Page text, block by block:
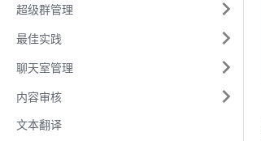
超级群管理
最佳实践
聊天室管理
内容审核
文本翻译